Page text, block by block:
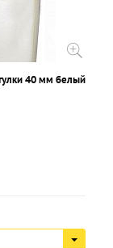
40 мм белый